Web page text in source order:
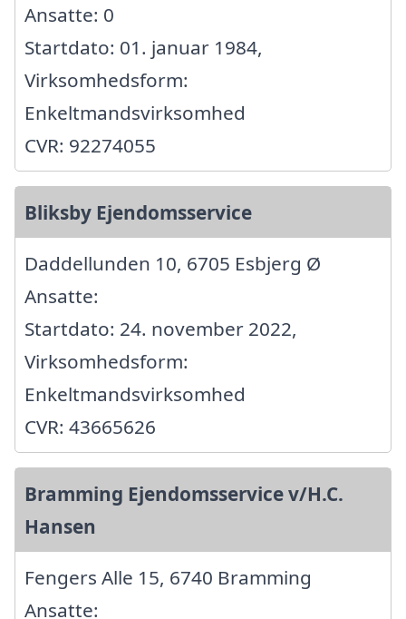
Ansatte: 0
Startdato: 01. januar 1984,
Virksomhedsform:
Enkeltmandsvirksomhed
CVR: 92274055
Bliksby Ejendomsservice
Daddellunden 10, 6705 Esbjerg Ø
Ansatte:
Startdato: 24. november 2022,
Virksomhedsform:
Enkeltmandsvirksomhed
CVR: 43665626
Bramming Ejendomsservice v/H.C.
Hansen
Fengers Alle 15, 6740 Bramming
Ansatte: